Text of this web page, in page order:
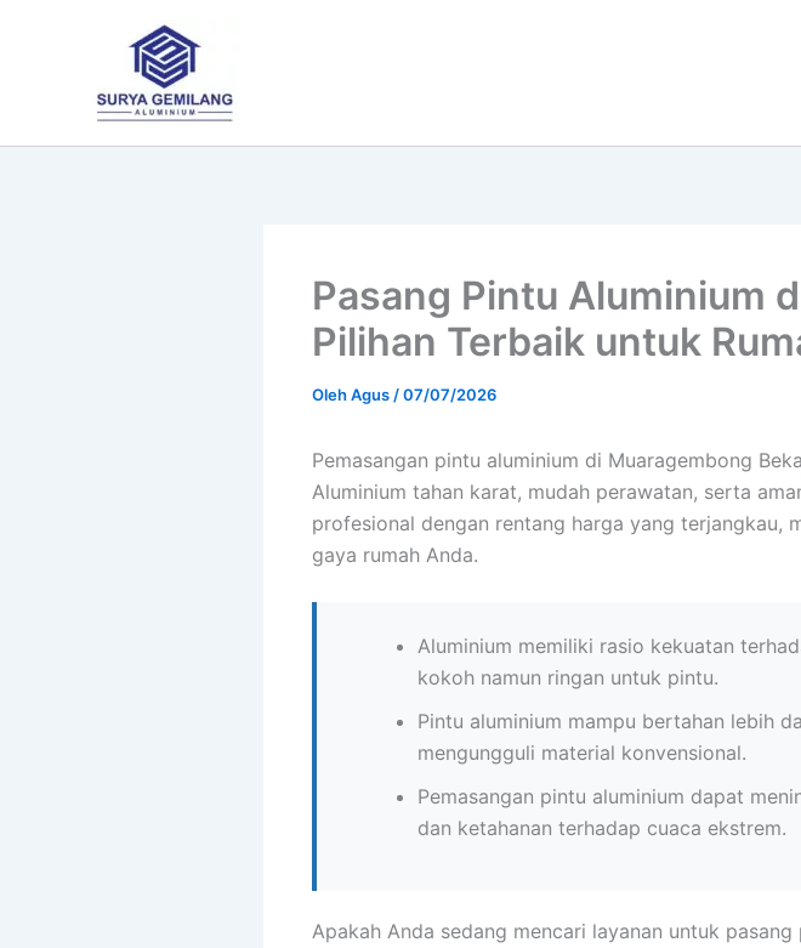
Pasang Pintu Aluminium
Pilihan Terbaik untuk
OlehAgus /07/07/2026
Pemasangan pintu aluminium di Muaragembong
Aluminium tahan karat, mudah perawatan, serta
profesional dengan rentang harga yang terjangkau,
gaya rumah Anda.
Aluminium memiliki rasio kekuatan
kokoh namun ringan untuk pintu.
Pintu aluminium mampu bertahan lebih
mengungguli material konvensional.
Pemasangan pintu aluminium dapat
dan ketahanan terhadap cuaca ekstrem.
Apakah Anda sedang mencari layanan untuk